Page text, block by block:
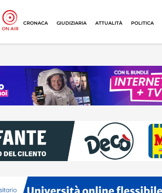
CRONACA GIUDIZIARIA ATTUALITÀ POLITICA